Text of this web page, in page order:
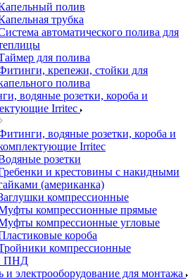
полив
трубка
автоматического полива для
для полива
крепежи, стойки для
полива
водяные розетки, короба и
Irritec
водяные розетки, короба и
Irritec
розетки
и крестовины с накидными
(американка)
компрессионные
компрессионные прямые
компрессионные угловые
короба
компрессионные
ПНД
и электрооборудование для монтажа